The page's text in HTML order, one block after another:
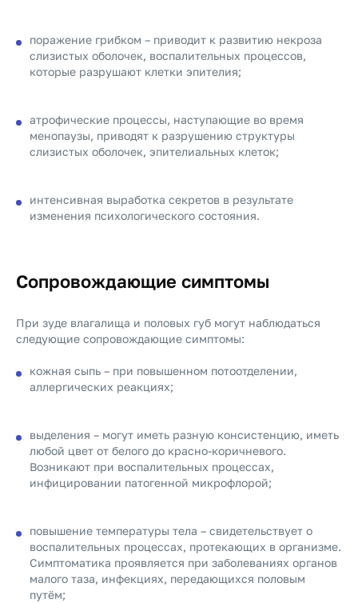
поражение грибком – приводит к развитию некроза
слизистых оболочек, воспалительных процессов,
которые разрушают клетки эпителия;
атрофические процессы, наступающие во время
менопаузы, приводят к разрушению структуры
слизистых оболочек, эпителиальных клеток;
интенсивная выработка секретов в результате
изменения психологического состояния.
Сопровождающие симптомы
При зуде влагалища и половых губ могут наблюдаться
следующие сопровождающие симптомы:
кожная сыпь – при повышенном потоотделении,
аллергических реакциях;
выделения – могут иметь разную консистенцию, иметь
любой цвет от белого до красно-коричневого.
Возникают при воспалительных процессах,
инфицировании патогенной микрофлорой;
повышение температуры тела – свидетельствует о
воспалительных процессах, протекающих в организме.
Симптоматика проявляется при заболеваниях органов
малого таза, инфекциях, передающихся половым
путём;